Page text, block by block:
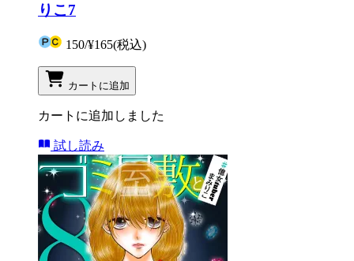
りこ7
150/¥165(税込)
カートに追加
カートに追加しました
試し読み